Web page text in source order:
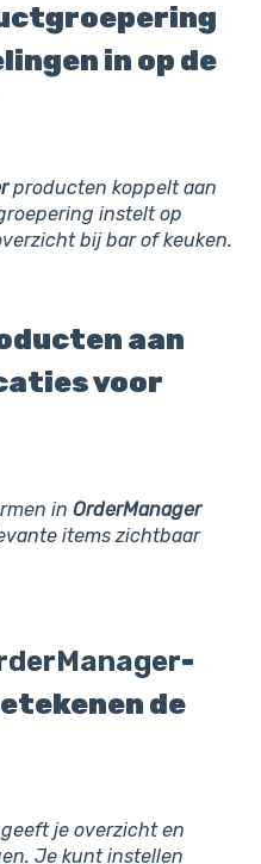
in op de
producten koppelt aan
instelt op
bij bar of keuken.
aan
voor
in OrderManager
items zichtbaar
-
de
je overzicht en
Je kunt instellen